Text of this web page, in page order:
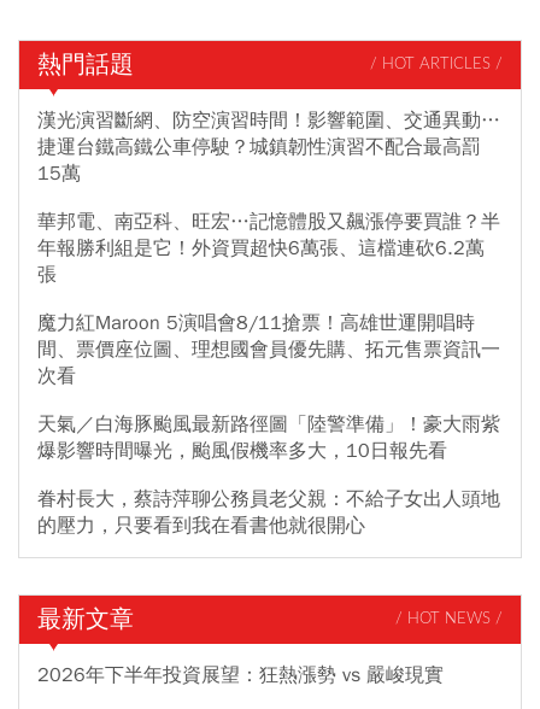
熱門話題 / HOT ARTICLES /
漢光演習斷網、防空演習時間！影響範圍、交通異動…
捷運台鐵高鐵公車停駛？城鎮韌性演習不配合最高罰
15萬
華邦電、南亞科、旺宏…記憶體股又飆漲停要買誰？半
年報勝利組是它！外資買超快6萬張、這檔連砍6.2萬
張
魔力紅Maroon 5演唱會8/11搶票！高雄世運開唱時
間、票價座位圖、理想國會員優先購、拓元售票資訊一
次看
天氣／白海豚颱風最新路徑圖「陸警準備」！豪大雨紫
爆影響時間曝光，颱風假機率多大，10日報先看
眷村長大，蔡詩萍聊公務員老父親：不給子女出人頭地
的壓力，只要看到我在看書他就很開心
最新文章 / HOT NEWS /
2026年下半年投資展望：狂熱漲勢 vs 嚴峻現實